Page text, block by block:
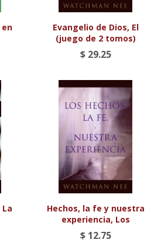
Evangelio de Dios, El
(juego de 2 tomos)
$ 29.25
Hechos, la fe y nuestra
experiencia, Los
$ 12.75